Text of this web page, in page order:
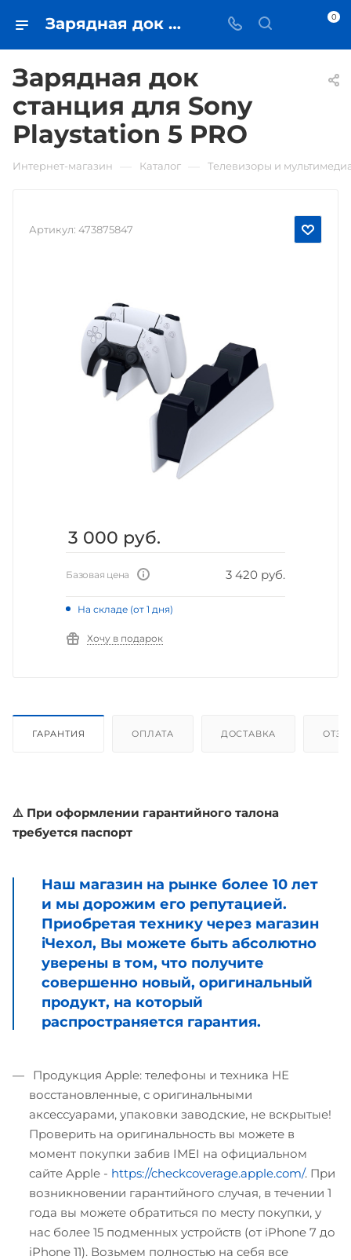
Зарядная док станция для Sony Playstation 5 PRO • купить в Самаре - iЧехол 0
Зарядная док
станция для Sony
Playstation 5 PRO
Интернет-магазин Каталог Телевизоры и
Артикул: 473875847
3 000 руб.
Базовая цена 3 420 руб.
На складе (от 1 дня)
Хочу в подарок
ГАРАНТИЯ ОПЛАТА ДОСТАВКА
⚠️ При оформлении гарантийного талона
требуется паспорт
Наш магазин на рынке более 10 лет
и мы дорожим его репутацией.
Приобретая технику через магазин
iЧехол, Вы можете быть абсолютно
уверены в том, что получите
совершенно новый, оригинальный
продукт, на который
распространяется гарантия.
Продукция Apple: телефоны и техника НЕ
восстановленные, с оригинальными
аксессуарами, упаковки заводские, не вскрытые!
Проверить на оригинальность вы можете в
момент покупки забив IMEI на официальном
сайте Apple - https://checkcoverage.apple.com/. При
возникновении гарантийного случая, в течении 1
года вы можете обратиться по месту покупки, у
нас более 15 подменных устройств (от iPhone 7 до
iPhone 11). Возьмем полностью на себя все